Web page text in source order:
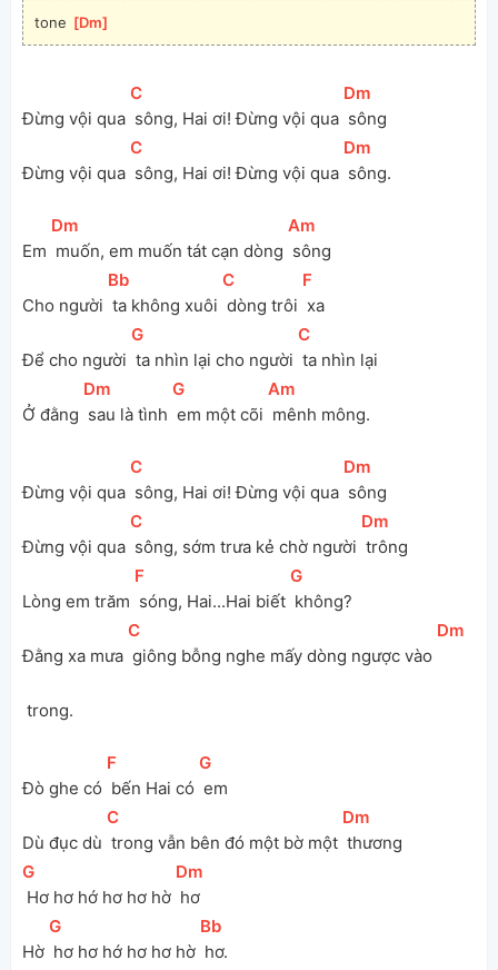
tone [Dm
Đừng vội qua
[
C
sông, Hai ơi! Đừng vội qua
[Dm
sông
Đừng vội qua
[
C
sông, Hai ơi! Đừng vội qua
[Dm
sông.
Em
[Dm
muốn, em muốn tát cạn dòng
[
Am
sông
Cho người
[Bb
ta không xuôi
[
C
dòng trôi
[F
xa
Để cho người
[
G
ta nhìn lại cho người
[
C
ta nhìn lại
Ở đằng
[Dm
sau là tình
[
G
em một cõi
[
Am
mênh mông.
Đừng vội qua
[
C
sông, Hai ơi! Đừng vội qua
[Dm
sông
Đừng vội qua
[
C
sông, sớm trưa kẻ chờ người
[Dm
trông
Lòng em trăm
[F
sóng, Hai...Hai biết
[
G
không?
Đằng xa mưa
[
C
giông bỗng nghe mấy dòng ngược vào
[Dm
trong.
Đò ghe có
[F
bến Hai có
[
G
em
Dù đục dù
[
C
trong vẫn bên đó một bờ một
[Dm
thương
[
G
Hơ hơ hớ hơ hơ hờ
[Dm
hơ
Hờ
[
G
hơ hơ hớ hơ hơ hờ
[Bb
hơ.